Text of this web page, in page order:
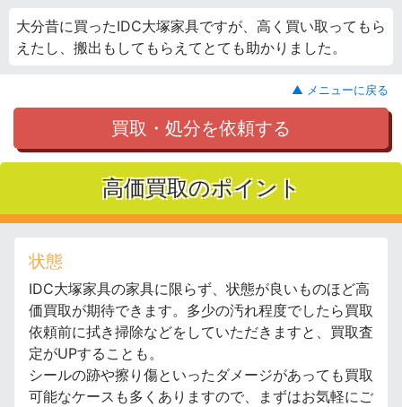
大分昔に買ったIDC大塚家具ですが、高く買い取ってもら
えたし、搬出もしてもらえてとても助かりました。
▲ メニューに戻る
買取・処分を依頼する
高価買取のポイント
状態
IDC大塚家具の家具に限らず、状態が良いものほど高
価買取が期待できます。多少の汚れ程度でしたら買取
依頼前に拭き掃除などをしていただきますと、買取査
定がUPすることも。
シールの跡や擦り傷といったダメージがあっても買取
可能なケースも多くありますので、まずはお気軽にご